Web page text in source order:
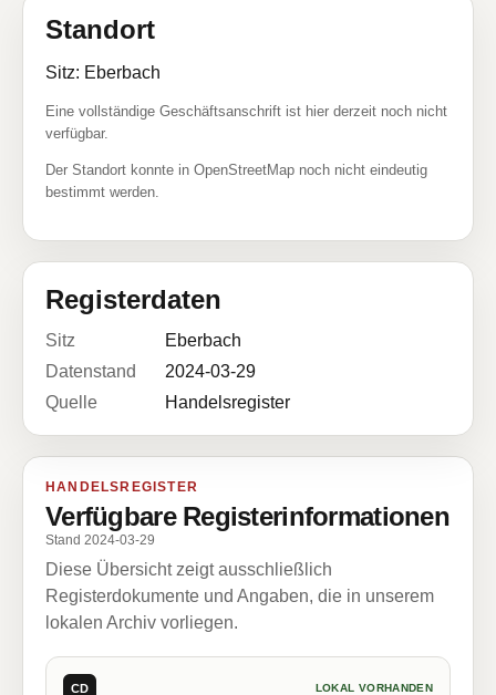
Standort
Sitz: Eberbach
Eine vollständige Geschäftsanschrift ist hier derzeit noch nicht
verfügbar.
Der Standort konnte in OpenStreetMap noch nicht eindeutig
bestimmt werden.
Registerdaten
Sitz
Eberbach
Datenstand
2024-03-29
Quelle
Handelsregister
HANDELSREGISTER
Verfügbare Registerinformationen
Stand 2024-03-29
Diese Übersicht zeigt ausschließlich
Registerdokumente und Angaben, die in unserem
lokalen Archiv vorliegen.
CD LOKAL VORHANDEN